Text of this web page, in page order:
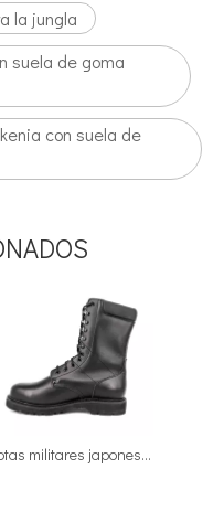
la jungla
suela de goma
con suela de
Botas militares japonesas de cuero completo de alto brillo y longitud personalizada 6272